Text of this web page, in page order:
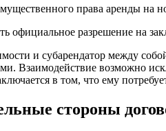
права аренды на
официальное разрешение на
и субарендатор между
Взаимодействие возможно
в том, что ему
стороны